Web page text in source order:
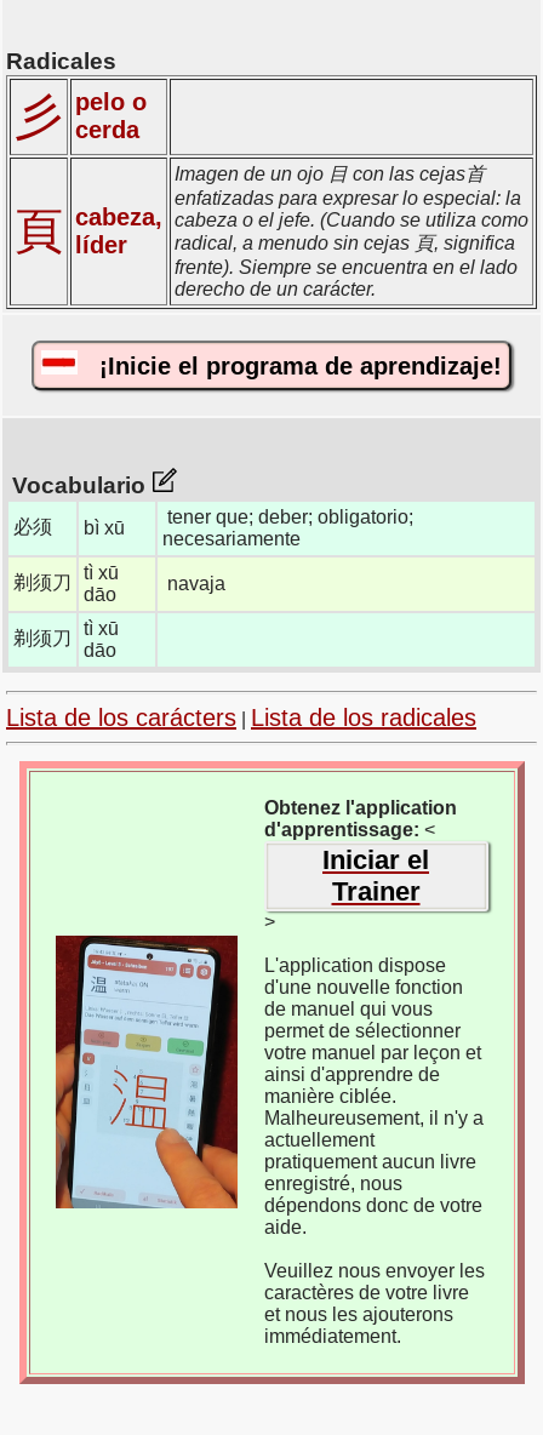
Radicales
彡 pelo o
cerda
頁 cabeza,
líder
Imagen de un ojo 目 con las cejas首
enfatizadas para expresar lo especial: la
cabeza o el jefe. (Cuando se utiliza como
radical, a menudo sin cejas 頁, significa
frente). Siempre se encuentra en el lado
derecho de un carácter.
¡Inicie el programa de aprendizaje!
Vocabulario
必须 bì xū
tener que; deber; obligatorio;
necesariamente
剃须刀
tì xū
dāo
navaja
剃须刀
tì xū
dāo
Lista de los carácters Lista de los radicales
Obtenez l'application
d'apprentissage: <
Iniciar el
Trainer
>
L'application dispose
d'une nouvelle fonction
de manuel qui vous
permet de sélectionner
votre manuel par leçon et
ainsi d'apprendre de
manière ciblée.
Malheureusement, il n'y a
actuellement
pratiquement aucun livre
enregistré, nous
dépendons donc de votre
aide.
Veuillez nous envoyer les
caractères de votre livre
et nous les ajouterons
immédiatement.